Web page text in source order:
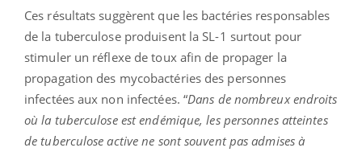
Ces résultats suggèrent que les bactéries responsables
de la tuberculose produisent la SL-1 surtout pour
stimuler un réflexe de toux afin de propager la
propagation des mycobactéries des personnes
infectées aux non infectées. “Dans de nombreux endroits
où la tuberculose est endémique, les personnes atteintes
de tuberculose active ne sont souvent pas admises à